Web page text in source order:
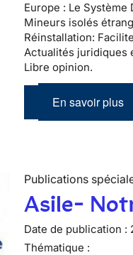
Europe : Le Système
Mineurs isolés
Réinstallation:
Actualités juridiques
Libre opinion.
En savoir plus
Publications
Asile-
Date de publication :
Thématique :